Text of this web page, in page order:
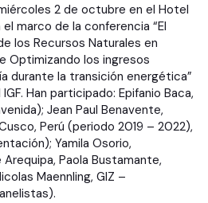
2 de octubre en el Hotel
marco de la conferencia “El
los Recursos Naturales en
Optimizando los ingresos
durante la transición energética”
Han participado: Epifanio Baca,
Jean Paul Benavente,
Perú (periodo 2019 – 2022),
Yamila Osorio,
Paola Bustamante,
Maennling, GIZ –